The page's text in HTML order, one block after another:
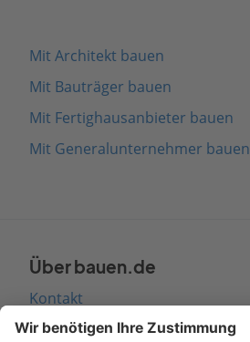
Mit Architekt bauen
Mit Bauträger bauen
Mit Fertighausanbieter bauen
Mit Generalunternehmer bauen
Über bauen.de
Kontakt
Seitenaufbau